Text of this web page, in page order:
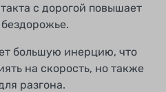
с дорогой повышает
большую инерцию, что
на скорость, но также
разгона.